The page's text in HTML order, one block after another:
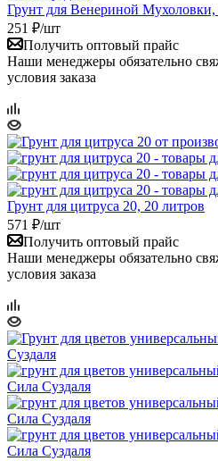
Грунт для Венериной Мухоловки,
251 ₽/шт
Получить оптовый прайс
Наши менеджеры обязательно
условия заказа
Грунт для цитруса 20, 20 литров
571 ₽/шт
Получить оптовый прайс
Наши менеджеры обязательно
условия заказа